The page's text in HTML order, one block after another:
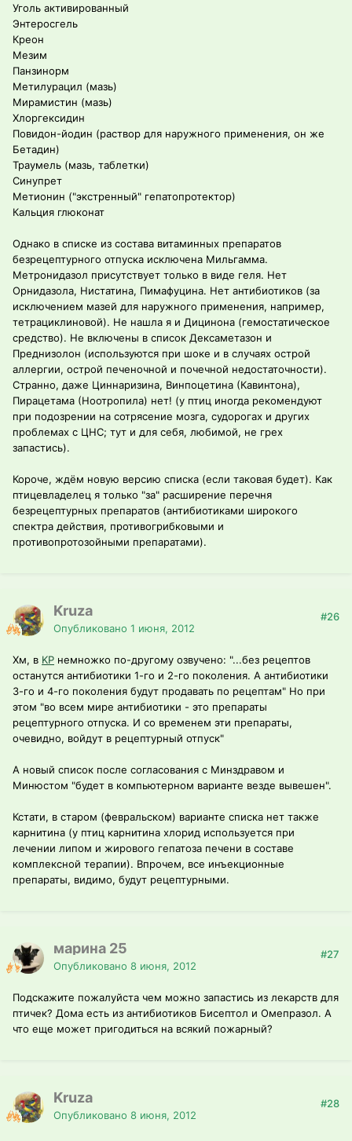
Уголь активированный
Энтеросгель
Креон
Мезим
Панзинорм
Метилурацил (мазь)
Мирамистин (мазь)
Хлоргексидин
Повидон-йодин (раствор для наружного применения, он же
Бетадин)
Траумель (мазь, таблетки)
Синупрет
Метионин ("экстренный" гепатопротектор)
Кальция глюконат
Однако в списке из состава витаминных препаратов
безрецептурного отпуска исключена Мильгамма.
Метронидазол присутствует только в виде геля. Нет
Орнидазола, Нистатина, Пимафуцина. Нет антибиотиков (за
исключением мазей для наружного применения, например,
тетрациклиновой). Не нашла я и Дицинона (гемостатическое
средство). Не включены в список Дексаметазон и
Преднизолон (используются при шоке и в случаях острой
аллергии, острой печеночной и почечной недостаточности).
Странно, даже Циннаризина, Винпоцетина (Кавинтона),
Пирацетама (Ноотропила) нет! (у птиц иногда рекомендуют
при подозрении на сотрясение мозга, судорогах и других
проблемах с ЦНС; тут и для себя, любимой, не грех
запастись).
Короче, ждём новую версию списка (если таковая будет). Как
птицевладелец я только "за" расширение перечня
безрецептурных препаратов (антибиотиками широкого
спектра действия, противогрибковыми и
противопротозойными препаратами).
Kruza
Опубликовано 1 июня, 2012
#26
Хм, в KP немножко по-другому озвучено: "...без рецептов
останутся антибиотики 1-го и 2-го поколения. А антибиотики
3-го и 4-го поколения будут продавать по рецептам" Но при
этом "во всем мире антибиотики - это препараты
рецептурного отпуска. И со временем эти препараты,
очевидно, войдут в рецептурный отпуск"
А новый список после согласования с Минздравом и
Минюстом "будет в компьютерном варианте везде вывешен".
Кстати, в старом (февральском) варианте списка нет также
карнитина (у птиц карнитина хлорид используется при
лечении липом и жирового гепатоза печени в составе
комплексной терапии). Впрочем, все инъекционные
препараты, видимо, будут рецептурными.
марина 25
Опубликовано 8 июня, 2012
#27
Подскажите пожалуйста чем можно запастись из лекарств для
птичек? Дома есть из антибиотиков Бисептол и Омепразол. А
что еще может пригодиться на всякий пожарный?
Kruza
Опубликовано 8 июня, 2012
#28